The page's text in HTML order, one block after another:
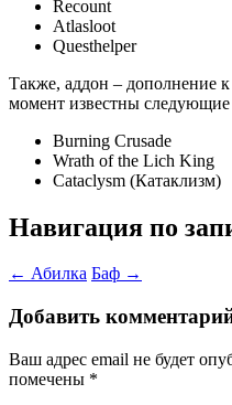
Recount
Atlasloot
Questhelper
Также, аддон – дополнение
момент известны
Burning Crusade
Wrath of the Lich King
Cataclysm (Катаклизм)
Навигация по
← Абилка Баф →
Добавить
Ваш адрес email не будет
помечены *